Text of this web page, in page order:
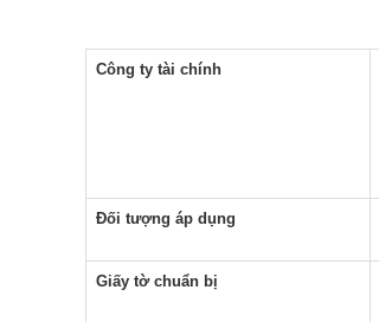
Công ty tài chính
Đối tượng áp dụng
Giấy tờ chuẩn bị